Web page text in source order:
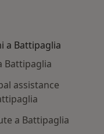
a Battipaglia
Battipaglia
assistance
a Battipaglia